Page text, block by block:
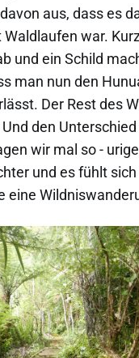
aus, dass es
war.
und ein Schild
man nun den
Der Rest des
den
wir mal so -
und es fühlt
eine